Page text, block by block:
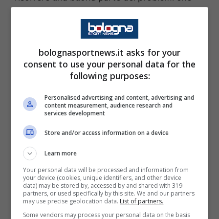
Andiamo a vedere quali sono le ultime notizie
momento che si tratta di un qualcosa di
potenzialmente molto importante.
Juventus, ecco il mediano per
Tudor: servono 20 milioni per
lui
Serve un calciatore che sappia combinare
qualità e quantità. Che sappia dare muscoli in
mezzo al campo, capacità di coprire tanto
campo ed anche di saper gestire il pallone
bolognasportnews.it asks for your
consent to use your personal data for the
following purposes:
Personalised advertising and content, advertising and
content measurement, audience research and
services development
Store and/or access information on a device
Learn more
Your personal data will be processed and information from
your device (cookies, unique identifiers, and other device
data) may be stored by, accessed by and shared with 319
partners, or used specifically by this site. We and our partners
may use precise geolocation data. List of partners.
Some vendors may process your personal data on the basis